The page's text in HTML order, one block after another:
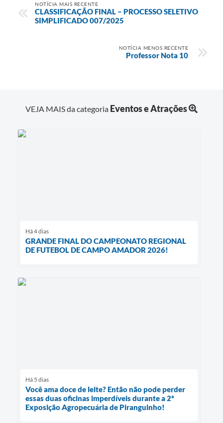
NOTÍCIA MAIS RECENTE
CLASSIFICAÇÃO FINAL – PROCESSO SELETIVO
SIMPLIFICADO 007/2025
NOTÍCIA MENOS RECENTE
Professor Nota 10
VEJA MAIS da categoria Eventos e Atrações
Há 4 dias
GRANDE FINAL DO CAMPEONATO REGIONAL
DE FUTEBOL DE CAMPO AMADOR 2026!
Há 5 dias
Você ama doce de leite? Então não pode perder
essas duas oficinas imperdíveis durante a 2ª
Exposição Agropecuária de Piranguinho!